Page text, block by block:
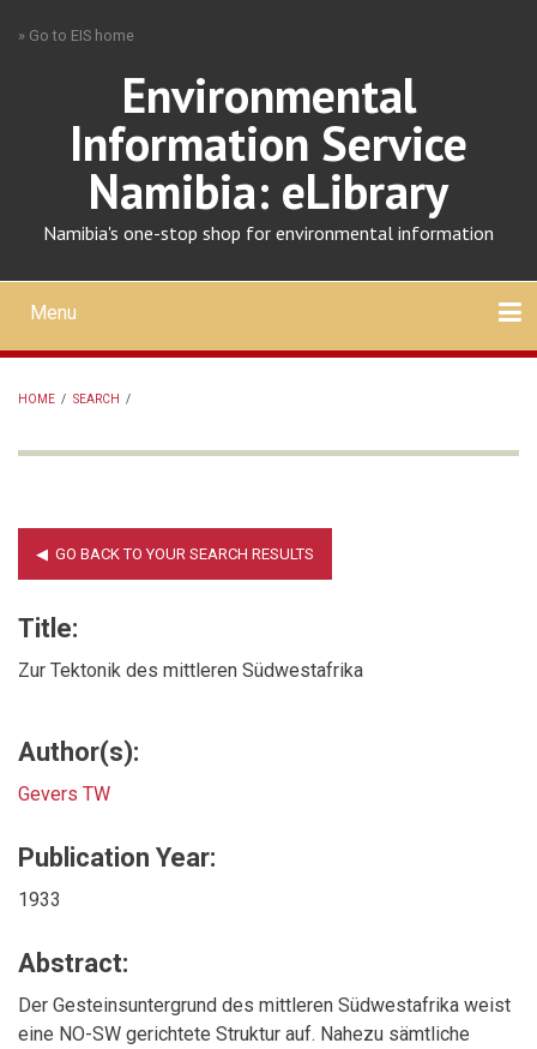
» Go to EIS home
Environmental
Information Service
Namibia: eLibrary
Namibia's one-stop shop for environmental information
Mobile
main
menu
Menu
HOME / SEARCH /
Title:
Zur Tektonik des mittleren Südwestafrika
Author(s):
Gevers TW
Publication Year:
1933
Abstract:
Der Gesteinsuntergrund des mittleren Südwestafrika weist
eine NO-SW gerichtete Struktur auf. Nahezu sämtliche